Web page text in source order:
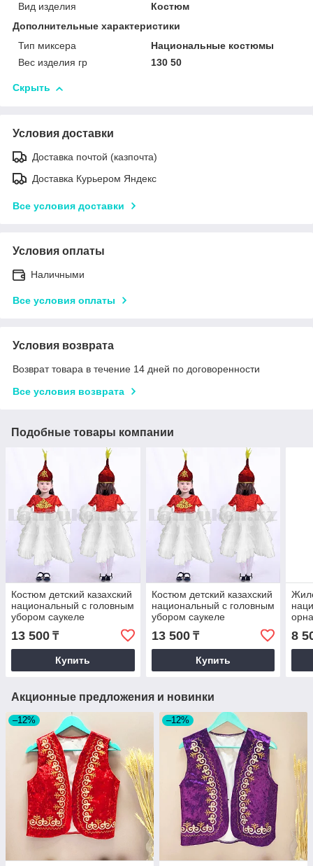
Вид изделия
Костюм
Дополнительные характеристики
Тип миксера
Национальные костюмы
Вес изделия гр
130 50
Скрыть
Условия доставки
Доставка почтой (казпочта)
Доставка Курьером Яндекс
Все условия доставки
Условия оплаты
Наличными
Все условия оплаты
Условия возврата
Возврат товара в течение 14 дней по договоренности
Все условия возврата
Подобные товары компании
Костюм детский казахский
национальный с головным
убором саукеле
(размер 28)
13 500 ₸
Купить
Костюм детский казахский
национальный с головным
убором саукеле
(размеры 32-40)
13 500₸
Купить
8
Акционные предложения и новинки
–12% –12%